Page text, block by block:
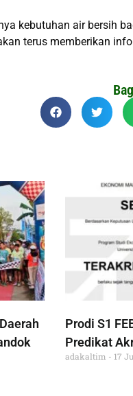
kebutuhan air bersih
terus memberikan
Prodi S1
Predikat
adakaltim 17